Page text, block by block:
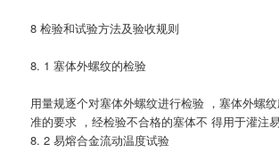
8 检验和试验方法及验收规则
8. 1 塞体外螺纹的检验
用量规逐个对塞体外螺纹进行检验 ，塞体外螺
准的要求 ，经检验不合格的塞体不 得用于灌注易
8. 2 易熔合金流动温度试验